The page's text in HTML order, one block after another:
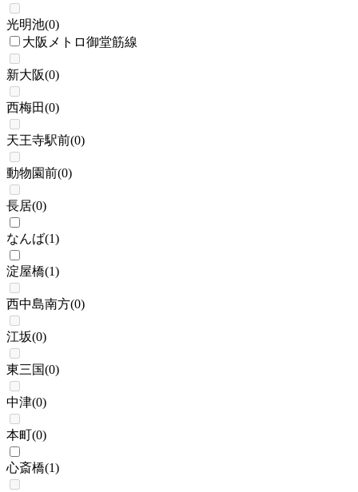
光明池(0)
大阪メトロ御堂筋線
新大阪(0)
西梅田(0)
天王寺駅前(0)
動物園前(0)
長居(0)
なんば(1)
淀屋橋(1)
西中島南方(0)
江坂(0)
東三国(0)
中津(0)
本町(0)
心斎橋(1)